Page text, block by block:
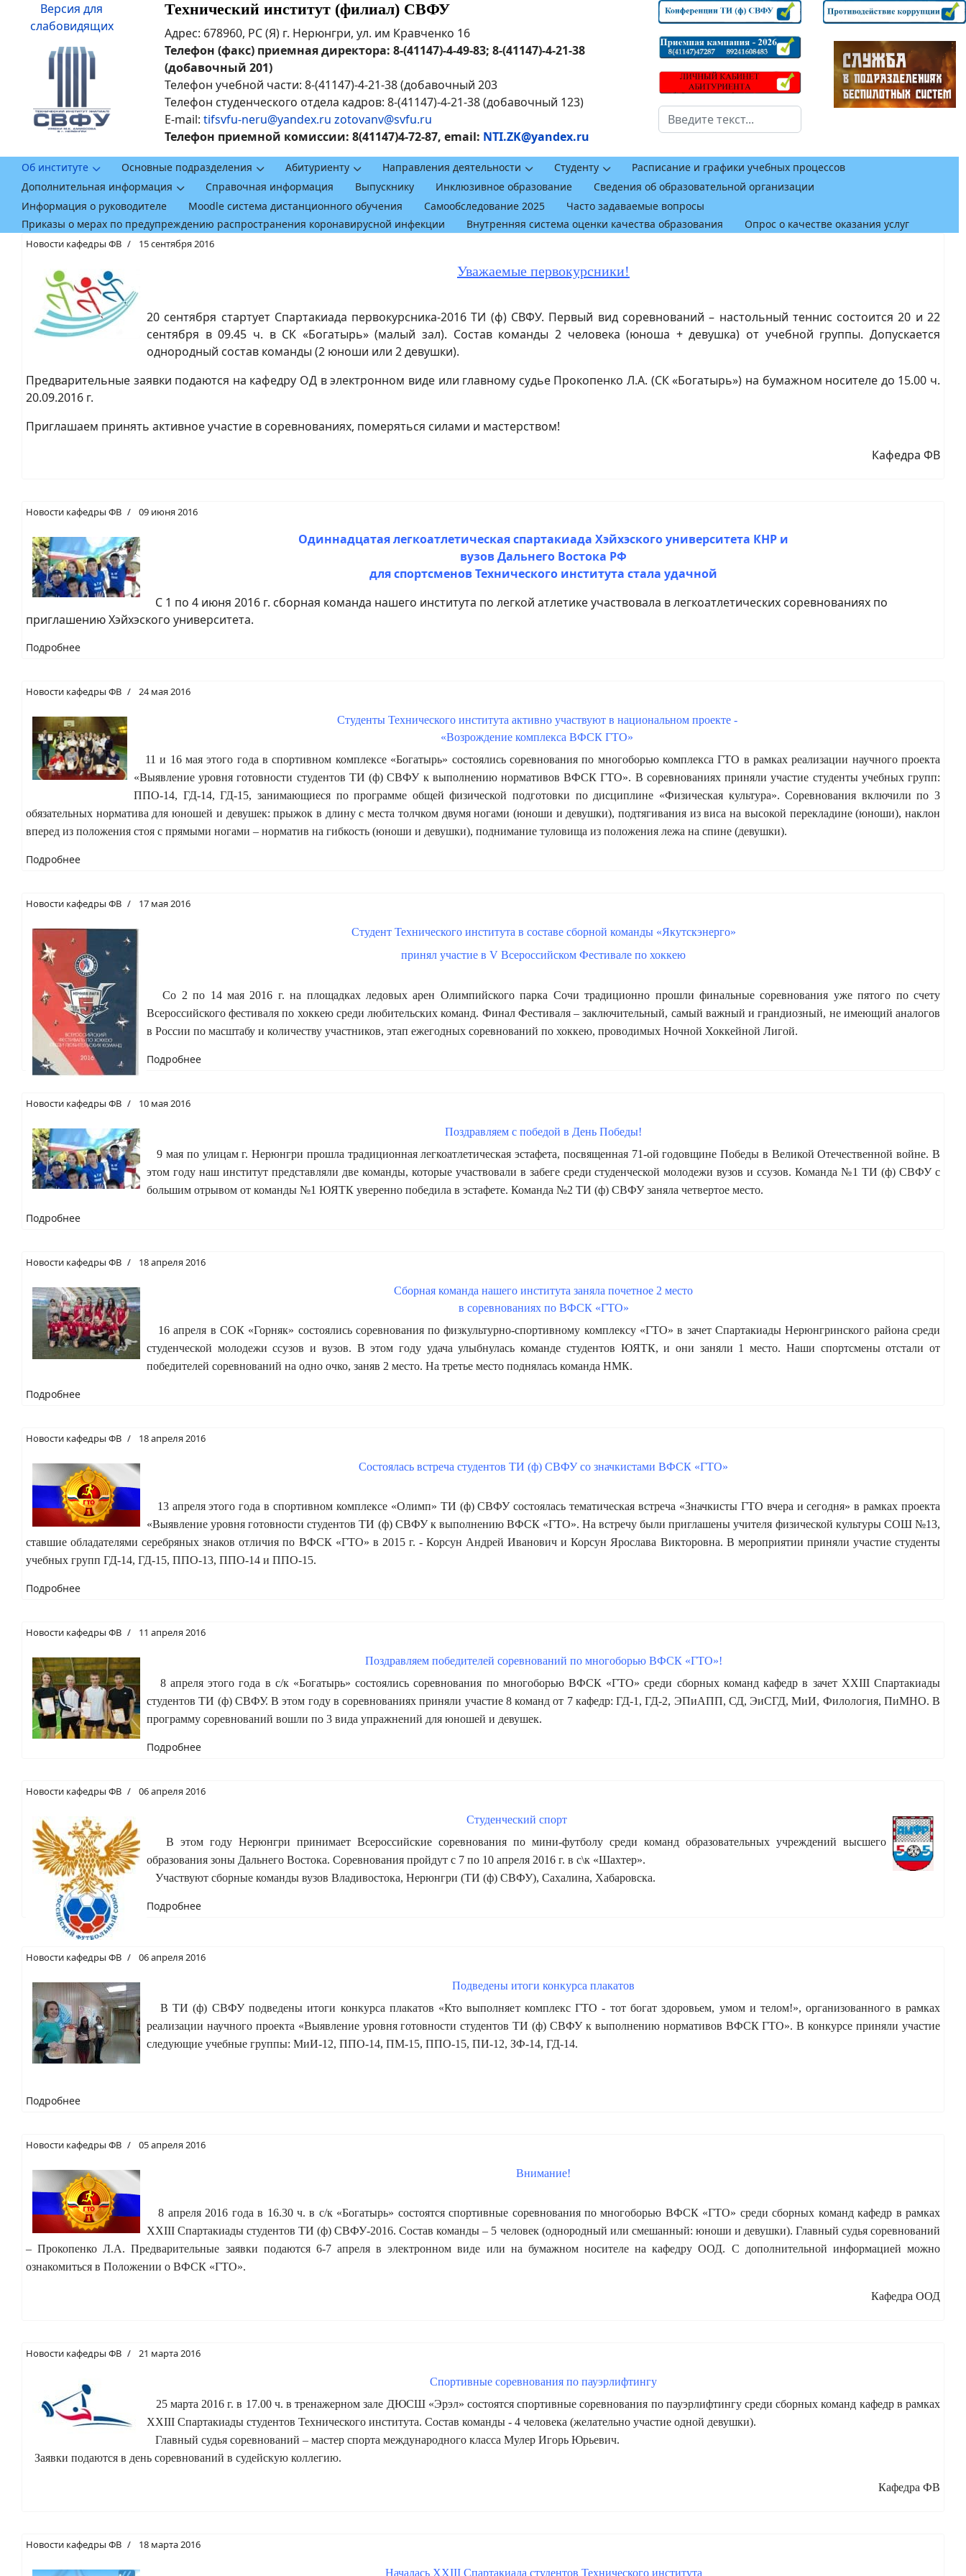
Версия для
слабовидящих
Технический институт (филиал) СВФУ
Адрес: 678960, РС (Я) г. Нерюнгри, ул. им Кравченко 16
Телефон (факс) приемная директора: 8-(41147)-4-49-83; 8-(41147)-4-21-38
(добавочный 201)
Телефон учебной части: 8-(41147)-4-21-38 (добавочный 203
Телефон студенческого отдела кадров: 8-(41147)-4-21-38 (добавочный 123)
E-mail: tifsvfu-neru@yandex.ru zotovanv@svfu.ru
Телефон приемной комиссии: 8(41147)4-72-87, email: NTI.ZK@yandex.ru
Поиск
Об институте Основные подразделения Абитуриенту Направления деятельности Студенту
Расписание и графики учебных процессов
Дополнительная информация
Справочная информация Выпускнику Инклюзивное образование
Сведения об образовательной организации
Информация о руководителе
Moodle система дистанционного обучения Самообследование 2025
Часто задаваемые вопросы
Приказы о мерах по предупреждению распространения коронавирусной инфекции
Внутренняя система оценки качества образования Опрос о качестве оказания услуг
Новости кафедры ФВ 15 сентября 2016
Уважаемые первокурсники!
20 сентября стартует Спартакиада первокурсника-2016 ТИ (ф) СВФУ. Первый вид соревнований – настольный теннис состоится 20 и 22
сентября в 09.45 ч. в СК «Богатырь» (малый зал). Состав команды 2 человека (юноша + девушка) от учебной группы. Допускается
однородный состав команды (2 юноши или 2 девушки).
Предварительные заявки подаются на кафедру ОД в электронном виде или главному судье Прокопенко Л.А. (СК «Богатырь») на бумажном носителе до 15.00 ч.
20.09.2016 г.
Приглашаем принять активное участие в соревнованиях, померяться силами и мастерством!
Кафедра ФВ
Новости кафедры ФВ 09 июня 2016
Одиннадцатая легкоатлетическая спартакиада Хэйхэского университета КНР и
вузов Дальнего Востока РФ
для спортсменов Технического института стала удачной
С 1 по 4 июня 2016 г. сборная команда нашего института по легкой атлетике участвовала в легкоатлетических соревнованиях по
приглашению Хэйхэского университета.
Подробнее
Новости кафедры ФВ 24 мая 2016
Студенты Технического института активно участвуют в национальном проекте -
«Возрождение комплекса ВФСК ГТО»
11 и 16 мая этого года в спортивном комплексе «Богатырь» состоялись соревнования по многоборью комплекса ГТО в рамках реализации научного проекта
«Выявление уровня готовности студентов ТИ (ф) СВФУ к выполнению нормативов ВФСК ГТО». В соревнованиях приняли участие студенты учебных групп:
ППО-14, ГД-14, ГД-15, занимающиеся по программе общей физической подготовки по дисциплине «Физическая культура». Соревнования включили по 3
обязательных норматива для юношей и девушек: прыжок в длину с места толчком двумя ногами (юноши и девушки), подтягивания из виса на высокой перекладине (юноши), наклон
вперед из положения стоя с прямыми ногами – норматив на гибкость (юноши и девушки), поднимание туловища из положения лежа на спине (девушки).
Подробнее
Новости кафедры ФВ 17 мая 2016
Студент Технического института в составе сборной команды «Якутскэнерго»
принял участие в V Всероссийском Фестивале по хоккею
Со 2 по 14 мая 2016 г. на площадках ледовых арен Олимпийского парка Сочи традиционно прошли финальные соревнования уже пятого по счету
Всероссийского фестиваля по хоккею среди любительских команд. Финал Фестиваля – заключительный, самый важный и грандиозный, не имеющий аналогов
в России по масштабу и количеству участников, этап ежегодных соревнований по хоккею, проводимых Ночной Хоккейной Лигой.
Подробнее
Новости кафедры ФВ 10 мая 2016
Поздравляем с победой в День Победы!
9 мая по улицам г. Нерюнгри прошла традиционная легкоатлетическая эстафета, посвященная 71-ой годовщине Победы в Великой Отечественной войне. В
этом году наш институт представляли две команды, которые участвовали в забеге среди студенческой молодежи вузов и ссузов. Команда №1 ТИ (ф) СВФУ с
большим отрывом от команды №1 ЮЯТК уверенно победила в эстафете. Команда №2 ТИ (ф) СВФУ заняла четвертое место.
Подробнее
Новости кафедры ФВ 18 апреля 2016
Сборная команда нашего института заняла почетное 2 место
в соревнованиях по ВФСК «ГТО»
16 апреля в СОК «Горняк» состоялись соревнования по физкультурно-спортивному комплексу «ГТО» в зачет Спартакиады Нерюнгринского района среди
студенческой молодежи ссузов и вузов. В этом году удача улыбнулась команде студентов ЮЯТК, и они заняли 1 место. Наши спортсмены отстали от
победителей соревнований на одно очко, заняв 2 место. На третье место поднялась команда НМК.
Подробнее
Новости кафедры ФВ 18 апреля 2016
Состоялась встреча студентов ТИ (ф) СВФУ со значкистами ВФСК «ГТО»
13 апреля этого года в спортивном комплексе «Олимп» ТИ (ф) СВФУ состоялась тематическая встреча «Значкисты ГТО вчера и сегодня» в рамках проекта
«Выявление уровня готовности студентов ТИ (ф) СВФУ к выполнению ВФСК «ГТО». На встречу были приглашены учителя физической культуры СОШ №13,
ставшие обладателями серебряных знаков отличия по ВФСК «ГТО» в 2015 г. - Корсун Андрей Иванович и Корсун Ярослава Викторовна. В мероприятии приняли участие студенты
учебных групп ГД-14, ГД-15, ППО-13, ППО-14 и ППО-15.
Подробнее
Новости кафедры ФВ 11 апреля 2016
Поздравляем победителей соревнований по многоборью ВФСК «ГТО»!
8 апреля этого года в с/к «Богатырь» состоялись соревнования по многоборью ВФСК «ГТО» среди сборных команд кафедр в зачет ХХIII Спартакиады
студентов ТИ (ф) СВФУ. В этом году в соревнованиях приняли участие 8 команд от 7 кафедр: ГД-1, ГД-2, ЭПиАПП, СД, ЭиСГД, МиИ, Филология, ПиМНО. В
программу соревнований вошли по 3 вида упражнений для юношей и девушек.
Подробнее
Новости кафедры ФВ 06 апреля 2016
Студенческий спорт
В этом году Нерюнгри принимает Всероссийские соревнования по мини-футболу среди команд образовательных учреждений высшего
образования зоны Дальнего Востока. Соревнования пройдут с 7 по 10 апреля 2016 г. в с\к «Шахтер».
Участвуют сборные команды вузов Владивостока, Нерюнгри (ТИ (ф) СВФУ), Сахалина, Хабаровска.
Подробнее
Новости кафедры ФВ 06 апреля 2016
Подведены итоги конкурса плакатов
В ТИ (ф) СВФУ подведены итоги конкурса плакатов «Кто выполняет комплекс ГТО - тот богат здоровьем, умом и телом!», организованного в рамках
реализации научного проекта «Выявление уровня готовности студентов ТИ (ф) СВФУ к выполнению нормативов ВФСК ГТО». В конкурсе приняли участие
следующие учебные группы: МиИ-12, ППО-14, ПМ-15, ППО-15, ПИ-12, ЗФ-14, ГД-14.
Подробнее
Новости кафедры ФВ 05 апреля 2016
Внимание!
8 апреля 2016 года в 16.30 ч. в с/к «Богатырь» состоятся спортивные соревнования по многоборью ВФСК «ГТО» среди сборных команд кафедр в рамках
XXIII Спартакиады студентов ТИ (ф) СВФУ-2016. Состав команды – 5 человек (однородный или смешанный: юноши и девушки). Главный судья соревнований
– Прокопенко Л.А. Предварительные заявки подаются 6-7 апреля в электронном виде или на бумажном носителе на кафедру ООД. С дополнительной информацией можно
ознакомиться в Положении о ВФСК «ГТО».
Кафедра ООД
Новости кафедры ФВ 21 марта 2016
Спортивные соревнования по пауэрлифтингу
25 марта 2016 г. в 17.00 ч. в тренажерном зале ДЮСШ «Эрэл» состоятся спортивные соревнования по пауэрлифтингу среди сборных команд кафедр в рамках
XXIII Спартакиады студентов Технического института. Состав команды - 4 человека (желательно участие одной девушки).
Главный судья соревнований – мастер спорта международного класса Мулер Игорь Юрьевич.
Заявки подаются в день соревнований в судейскую коллегию.
Кафедра ФВ
Новости кафедры ФВ 18 марта 2016
Началась XXIII Спартакиада студентов Технического института